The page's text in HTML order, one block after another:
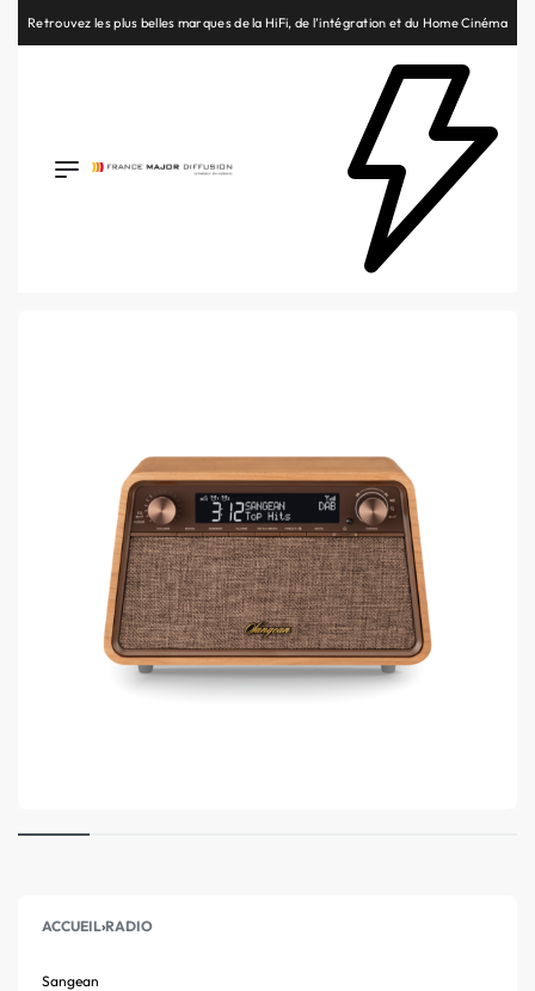
Retrouvez les plus belles marques de la HiFi, de l’intégration et du Home Cinéma
ACCUEIL›RADIO
Sangean